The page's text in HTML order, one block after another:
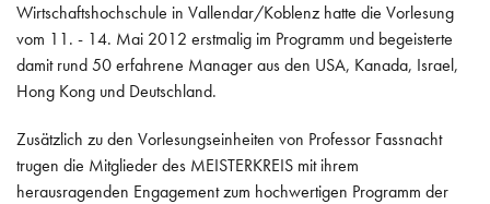
Wirtschaftshochschule in Vallendar/Koblenz hatte die Vorlesung
vom 11. - 14. Mai 2012 erstmalig im Programm und begeisterte
damit rund 50 erfahrene Manager aus den USA, Kanada, Israel,
Hong Kong und Deutschland.
Zusätzlich zu den Vorlesungseinheiten von Professor Fassnacht
trugen die Mitglieder des MEISTERKREIS mit ihrem
herausragenden Engagement zum hochwertigen Programm der